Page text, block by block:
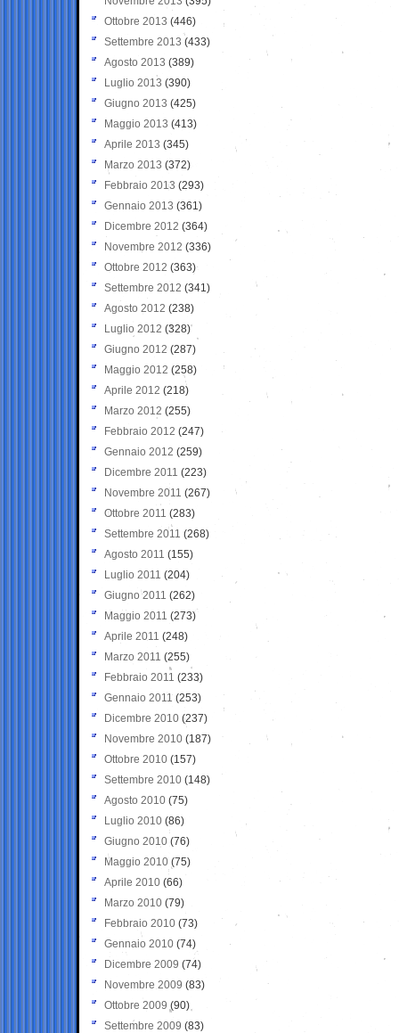
Ottobre 2013 (446)
Settembre 2013 (433)
Agosto 2013 (389)
Luglio 2013 (390)
Giugno 2013 (425)
Maggio 2013 (413)
Aprile 2013 (345)
Marzo 2013 (372)
Febbraio 2013 (293)
Gennaio 2013 (361)
Dicembre 2012 (364)
Novembre 2012 (336)
Ottobre 2012 (363)
Settembre 2012 (341)
Agosto 2012 (238)
Luglio 2012 (328)
Giugno 2012 (287)
Maggio 2012 (258)
Aprile 2012 (218)
Marzo 2012 (255)
Febbraio 2012 (247)
Gennaio 2012 (259)
Dicembre 2011 (223)
Novembre 2011 (267)
Ottobre 2011 (283)
Settembre 2011 (268)
Agosto 2011 (155)
Luglio 2011 (204)
Giugno 2011 (262)
Maggio 2011 (273)
Aprile 2011 (248)
Marzo 2011 (255)
Febbraio 2011 (233)
Gennaio 2011 (253)
Dicembre 2010 (237)
Novembre 2010 (187)
Ottobre 2010 (157)
Settembre 2010 (148)
Agosto 2010 (75)
Luglio 2010 (86)
Giugno 2010 (76)
Maggio 2010 (75)
Aprile 2010 (66)
Marzo 2010 (79)
Febbraio 2010 (73)
Gennaio 2010 (74)
Dicembre 2009 (74)
Novembre 2009 (83)
Ottobre 2009 (90)
Settembre 2009 (83)